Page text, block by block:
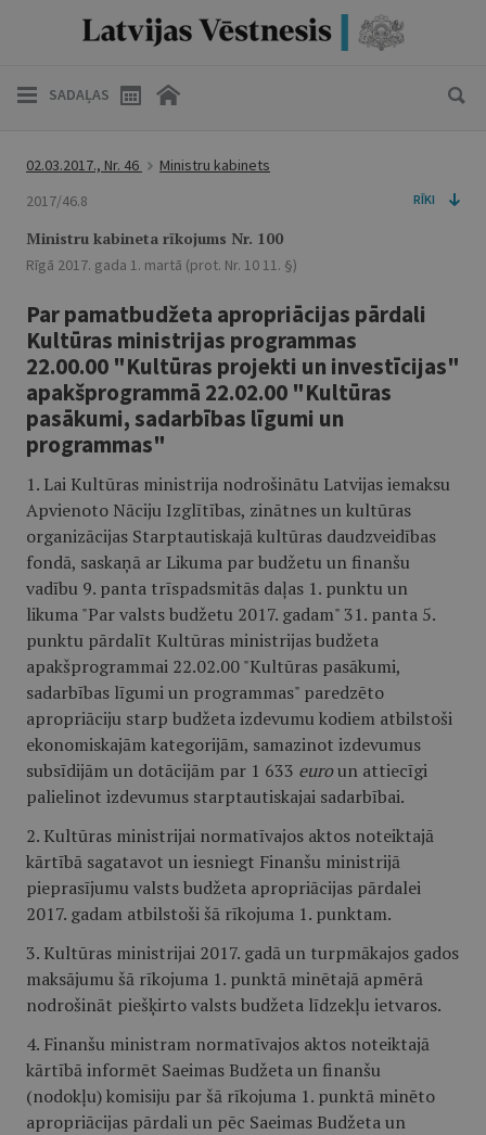
SADAĻAS
02.03.2017., Nr. 46
Ministru kabinets
2017/46.8
RĪKI
Ministru kabineta rīkojums Nr. 100
Rīgā 2017. gada 1. martā (prot. Nr. 10 11. §)
Par pamatbudžeta apropriācijas pārdali
Kultūras ministrijas programmas
22.00.00 "Kultūras projekti un investīcijas"
apakšprogrammā 22.02.00 "Kultūras
pasākumi, sadarbības līgumi un
programmas"
1. Lai Kultūras ministrija nodrošinātu Latvijas iemaksu
Apvienoto Nāciju Izglītības, zinātnes un kultūras
organizācijas Starptautiskajā kultūras daudzveidības
fondā, saskaņā ar Likuma par budžetu un finanšu
vadību 9. panta trīspadsmitās daļas 1. punktu un
likuma "Par valsts budžetu 2017. gadam" 31. panta 5.
punktu pārdalīt Kultūras ministrijas budžeta
apakšprogrammai 22.02.00 "Kultūras pasākumi,
sadarbības līgumi un programmas" paredzēto
apropriāciju starp budžeta izdevumu kodiem atbilstoši
ekonomiskajām kategorijām, samazinot izdevumus
subsīdijām un dotācijām par 1 633 euroun attiecīgi
palielinot izdevumus starptautiskajai sadarbībai.
2. Kultūras ministrijai normatīvajos aktos noteiktajā
kārtībā sagatavot un iesniegt Finanšu ministrijā
pieprasījumu valsts budžeta apropriācijas pārdalei
2017. gadam atbilstoši šā rīkojuma 1. punktam.
3. Kultūras ministrijai 2017. gadā un turpmākajos gados
maksājumu šā rīkojuma 1. punktā minētajā apmērā
nodrošināt piešķirto valsts budžeta līdzekļu ietvaros.
4. Finanšu ministram normatīvajos aktos noteiktajā
kārtībā informēt Saeimas Budžeta un finanšu
(nodokļu) komisiju par šā rīkojuma 1. punktā minēto
apropriācijas pārdali un pēc Saeimas Budžeta un